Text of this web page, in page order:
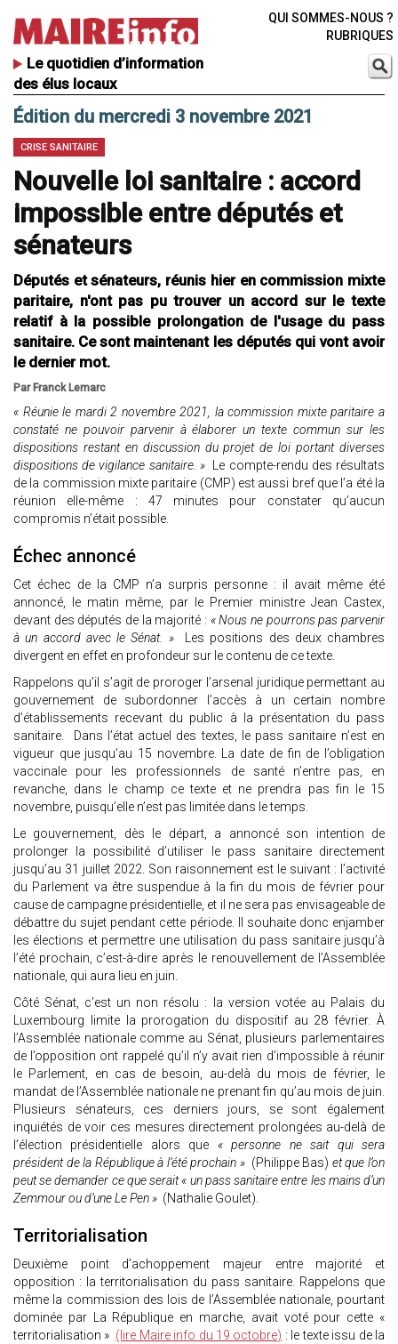
Le quotidien d’information
des élus locaux
QUI SOMMES-NOUS ?
RUBRIQUES
Édition du mercredi 3 novembre 2021
CRISE SANITAIRE
Nouvelle loi sanitaire : accord
impossible entre députés et
sénateurs
Députés et sénateurs, réunis hier en commission mixte
paritaire, n'ont pas pu trouver un accord sur le texte
relatif à la possible prolongation de l'usage du pass
sanitaire. Ce sont maintenant les députés qui vont avoir
le dernier mot.
Par Franck Lemarc
« Réunie le mardi 2 novembre 2021, la commission mixte paritaire a
constaté ne pouvoir parvenir à élaborer un texte commun sur les
dispositions restant en discussion du projet de loi portant diverses
dispositions de vigilance sanitaire. » Le compte-rendu des résultats
de la commission mixte paritaire (CMP) est aussi bref que l’a été la
réunion elle-même : 47 minutes pour constater qu’aucun
compromis n’était possible.
Échec annoncé
Cet échec de la CMP n’a surpris personne : il avait même été
annoncé, le matin même, par le Premier ministre Jean Castex,
devant des députés de la majorité : « Nous ne pourrons pas parvenir
à un accord avec le Sénat. »
Les positions des deux chambres
divergent en effet en profondeur sur le contenu de ce texte.
Rappelons qu’il s’agit de proroger l’arsenal juridique permettant au
gouvernement de subordonner l’accès à un certain nombre
d’établissements recevant du public à la présentation du pass
sanitaire. Dans l’état actuel des textes, le pass sanitaire n’est en
vigueur que jusqu’au 15 novembre. La date de fin de l’obligation
vaccinale pour les professionnels de santé n’entre pas, en
revanche, dans le champ ce texte et ne prendra pas fin le 15
novembre, puisqu’elle n’est pas limitée dans le temps.
Le gouvernement, dès le départ, a annoncé son intention de
prolonger la possibilité d’utiliser le pass sanitaire directement
jusqu’au 31 juillet 2022. Son raisonnement est le suivant : l’activité
du Parlement va être suspendue à la fin du mois de février pour
cause de campagne présidentielle, et il ne sera pas envisageable de
débattre du sujet pendant cette période. Il souhaite donc enjamber
les élections et permettre une utilisation du pass sanitaire jusqu’à
l’été prochain, c’est-à-dire après le renouvellement de l’Assemblée
nationale, qui aura lieu en juin.
Côté Sénat, c’est un non résolu : la version votée au Palais du
Luxembourg limite la prorogation du dispositif au 28 février. À
l’Assemblée nationale comme au Sénat, plusieurs parlementaires
de l’opposition ont rappelé qu’il n’y avait rien d’impossible à réunir
le Parlement, en cas de besoin, au-delà du mois de février, le
mandat de l’Assemblée nationale ne prenant fin qu’au mois de juin.
Plusieurs sénateurs, ces derniers jours, se sont également
inquiétés de voir ces mesures directement prolongées au-delà de
l’élection présidentielle alors que « personne ne sait qui sera
président de la République à l’été prochain » (Philippe Bas) et que l’on
peut se demander ce que serait « un pass sanitaire entre les mains d’un
Zemmour ou d’une Le Pen » (Nathalie Goulet).
Territorialisation
Deuxième point d’achoppement majeur entre majorité et
opposition : la territorialisation du pass sanitaire. Rappelons que
même la commission des lois de l’Assemblée nationale, pourtant
dominée par La République en marche, avait voté pour cette «
territorialisation » (lire Maire info du 19 octobre) : le texte issu de la